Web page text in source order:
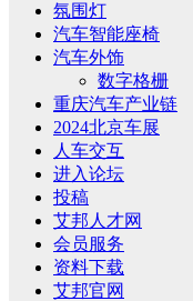
氛围灯
汽车智能座椅
汽车外饰
数字格栅
重庆汽车产业链
2024北京车展
人车交互
进入论坛
投稿
艾邦人才网
会员服务
资料下载
艾邦官网